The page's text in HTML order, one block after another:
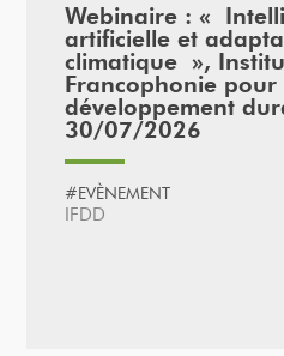
Webinaire : «
artificielle et
climatique »,
Francophonie pour
développement
30/07/2026
#EVÈNEMENT
IFDD